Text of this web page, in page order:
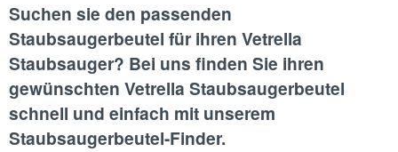
Suchen sie den passenden
Staubsaugerbeutel für ihren Vetrella
Staubsauger? Bei uns finden Sie ihren
gewünschten Vetrella Staubsaugerbeutel
schnell und einfach mit unserem
Staubsaugerbeutel-Finder.